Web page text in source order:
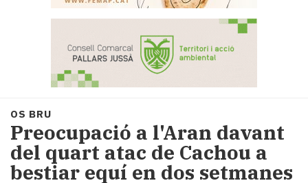
Portada
Societat
Política
i
municipis
Economia
OS BRU
Preocupació a l'Aran davant
del quart atac de Cachou a
bestiar equí en dos setmanes